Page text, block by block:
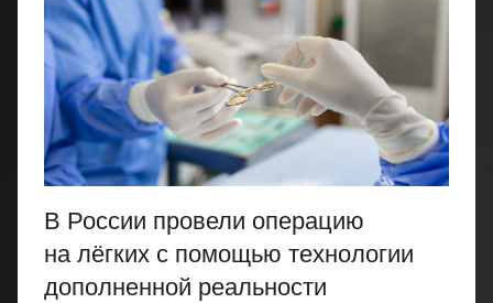
квартиры
В России провели операцию
на лёгких с помощью технологии
дополненной реальности